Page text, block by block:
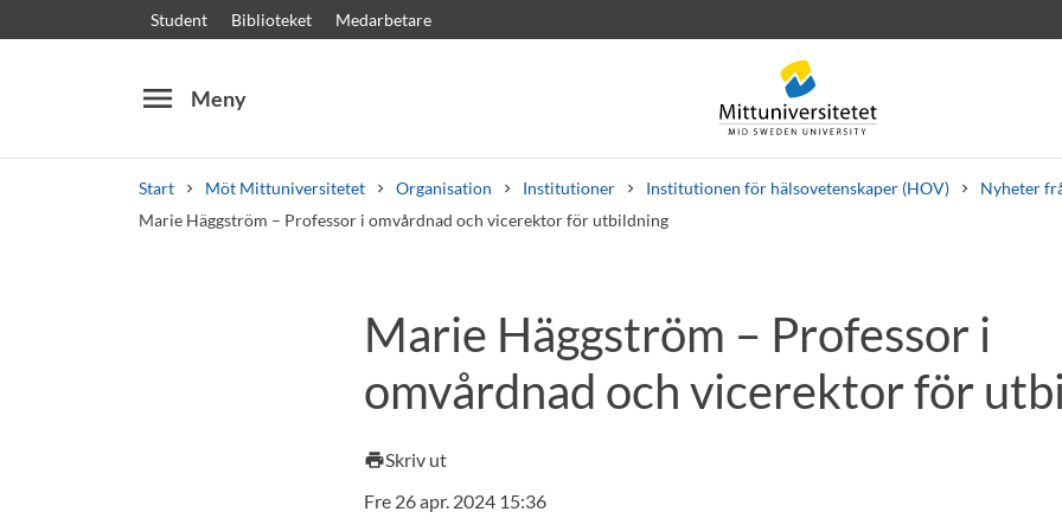
Student Biblioteket Medarbetare
menu Meny
Start Möt Mittuniversitetet Organisation Institutioner Institutionen för hälsovetenskaper (HOV)
Nyheter
Marie Häggström – Professor i omvårdnad och vicerektor för utbildning
Kursplaner VälkomstbrevPersonal Lediga jobb
Marie Häggström – Professor i
omvårdnad och vicerektor för
printSkriv ut
Fre 26 apr. 2024 15:36